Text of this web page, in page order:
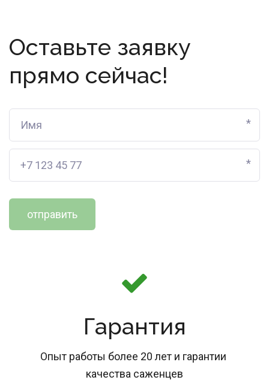
Оставьте заявку
прямо сейчас!
*
*
отправить
Гарантия
Опыт работы более 20 лет и гарантии
качества саженцев